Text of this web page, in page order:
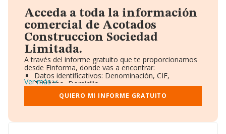
Acceda a toda la información
comercial de Acotados
Construccion Sociedad
Limitada.
A través del informe gratuito que te proporcionamos
desde Einforma, donde vas a encontrar:
Datos identificativos: Denominación, CIF,
Teléfono, Domicilio.
Informe Mercantil Completo (BORME).
Gráficos de Evolución Ventas y Empleados.
Consejo de Administración y Administradores.
Accionistas.
Ver más
QUIERO MI INFORME GRATUITO